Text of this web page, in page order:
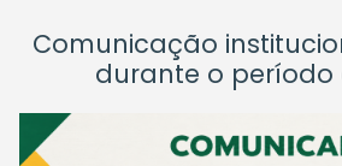
Comunicação
durante o período